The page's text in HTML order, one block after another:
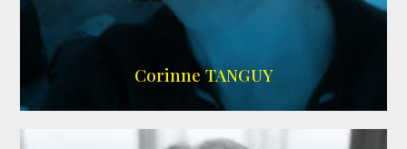
SITE OFFICIEL
Corinne TANGUY